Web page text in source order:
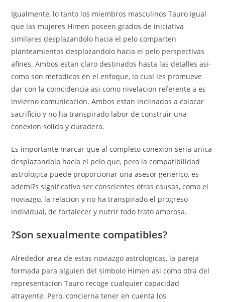
Igualmente, lo tanto los miembros masculinos Tauro igual
que las mujeres Himen poseen grados de iniciativa
similares desplazandolo hacia el pelo comparten
planteamientos desplazandolo hacia el pelo perspectivas
afines. Ambos estan claro destinados hasta las detalles asi­
como son metodicos en el enfoque, lo cual les promueve
dar con la coincidencia asi­ como nivelacion referente a es
invierno comunicacion. Ambos estan inclinados a colocar
sacrificio y no ha transpirado labor de construir una
conexion solida y duradera.
Es importante marcar que al completo conexion seri­a unica
desplazandolo hacia el pelo que, pero la compatibilidad
astrologica puede proporcionar una asesor generico, es
ademi?s significativo ser conscientes otras causas, como el
noviazgo, la relacion y no ha transpirado el progreso
individual, de fortalecer y nutrir todo trato amorosa.
?Son sexualmente compatibles?
Alrededor area de estas noviazgo astrologicas, la pareja
formada para alguien del simbolo Himen asi­ como otra del
representacion Tauro recoge cualquier capacidad
atrayente. Pero, concierna tener en cuenta los